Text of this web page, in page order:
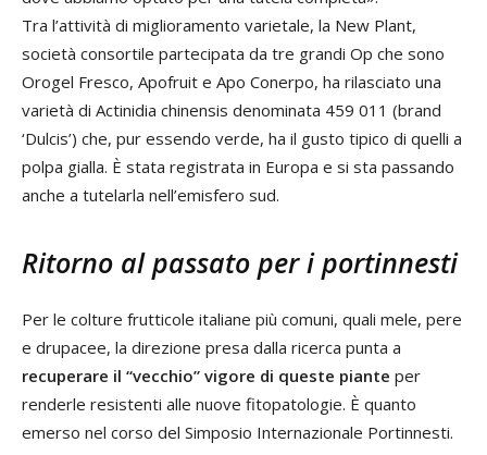
Tra l’attività di miglioramento varietale, la New Plant,
società consortile partecipata da tre grandi Op che sono
Orogel Fresco, Apofruit e Apo Conerpo, ha rilasciato una
varietà di Actinidia chinensis denominata 459 011 (brand
‘Dulcis’) che, pur essendo verde, ha il gusto tipico di quelli a
polpa gialla. È stata registrata in Europa e si sta passando
anche a tutelarla nell’emisfero sud.
Ritorno al passato per i portinnesti
Per le colture frutticole italiane più comuni, quali mele, pere
e drupacee, la direzione presa dalla ricerca punta a
recuperare il “vecchio” vigore di queste piante per
renderle resistenti alle nuove fitopatologie. È quanto
emerso nel corso del Simposio Internazionale Portinnesti.